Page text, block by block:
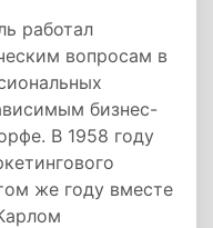
работал
вопросам в
бизнес-
В 1958 году
же году вместе